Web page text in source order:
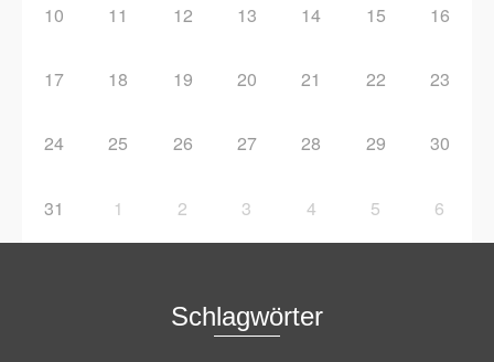
10 11 12 13 14 15 16
17 18 19 20 21 22 23
24 25 26 27 28 29 30
31 1 2 3 4 5 6
Schlagwörter